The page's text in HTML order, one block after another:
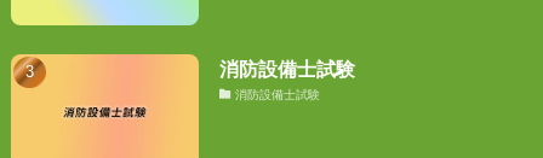
消防設備士試験
消防設備士試験